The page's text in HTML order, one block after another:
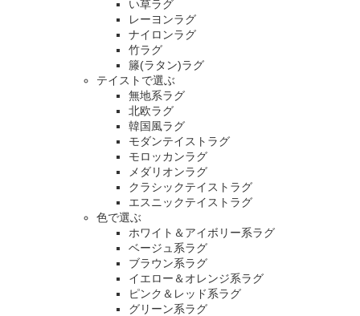
い草ラグ
レーヨンラグ
ナイロンラグ
竹ラグ
籐(ラタン)ラグ
テイストで選ぶ
無地系ラグ
北欧ラグ
韓国風ラグ
モダンテイストラグ
モロッカンラグ
メダリオンラグ
クラシックテイストラグ
エスニックテイストラグ
色で選ぶ
ホワイト＆アイボリー系ラグ
ベージュ系ラグ
ブラウン系ラグ
イエロー＆オレンジ系ラグ
ピンク＆レッド系ラグ
グリーン系ラグ